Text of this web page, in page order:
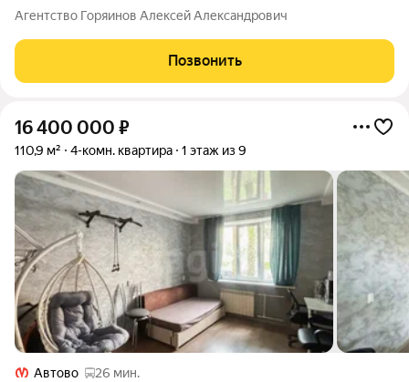
необходимая инфраструктура в шаговой доступности. Удобная
транспортная доступность. Ближайшая станция метро: Автово.
В квартире сделан косметический
Агентство Горяинов Алексей Александрович
Позвонить
16 400 000 ₽
110,9 м² 4-комн. квартира 1 этаж из 9
Автово
26 мин.